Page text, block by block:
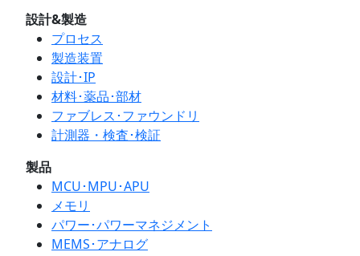
設計&製造
プロセス
製造装置
設計･IP
材料･薬品･部材
ファブレス･ファウンドリ
計測器・検査･検証
製品
MCU･MPU･APU
メモリ
パワー･パワーマネジメント
MEMS･アナログ